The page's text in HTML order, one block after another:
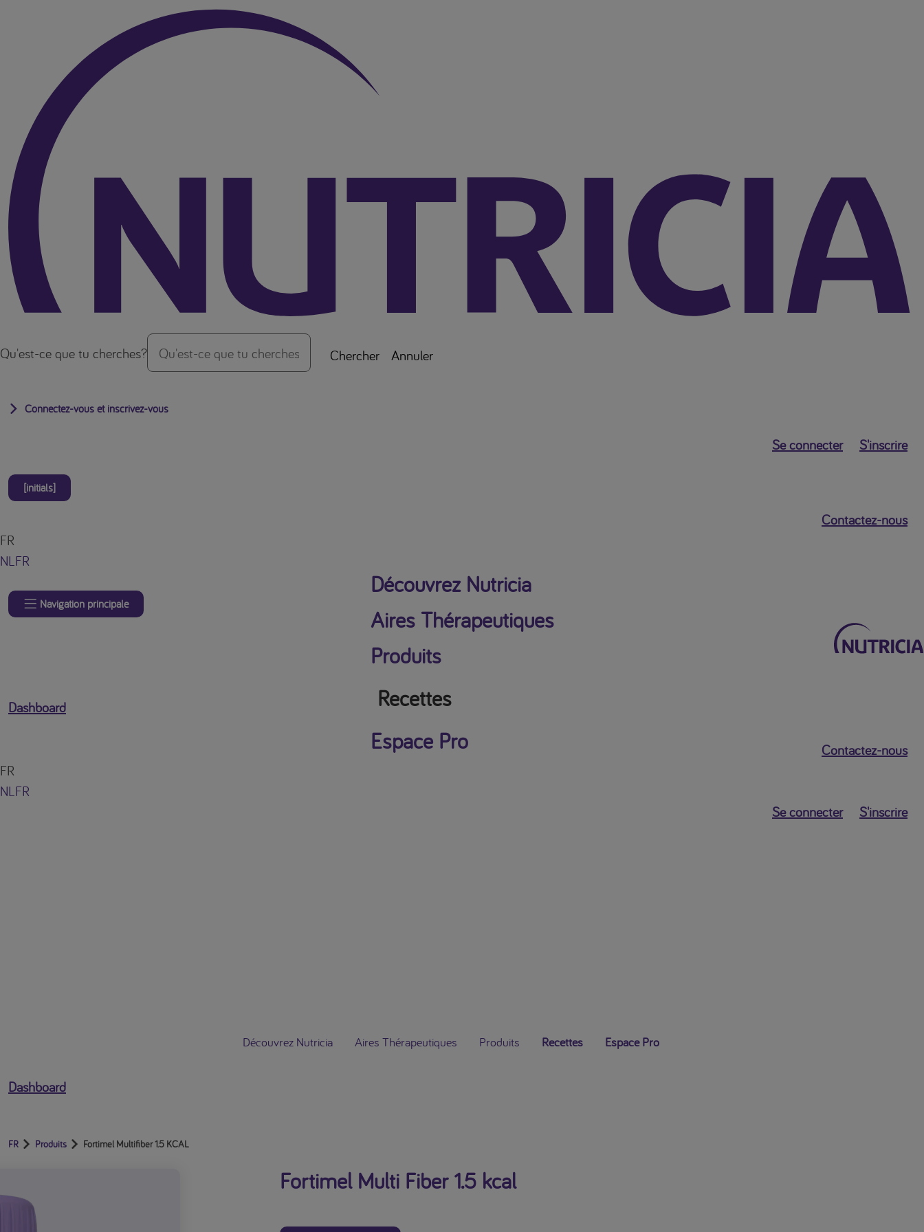
Vers le haut de la page
Qu'est-ce que tu cherches? Chercher Annuler
Connectez-vous et inscrivez-vous
Se connecter S'inscrire
[initials]
Contactez-nous
FR
NLFR
Navigation principale
Découvrez Nutricia
Aires Thérapeutiques
Produits
Recettes
Espace Pro
Dashboard
Contactez-nous
FR
NLFR
Se connecter
S'inscrire
Découvrez Nutricia Aires Thérapeutiques Produits Recettes Espace Pro
Dashboard
FR Produits Fortimel Multifiber 1.5 KCAL
Fortimel Multi Fiber 1.5 kcal